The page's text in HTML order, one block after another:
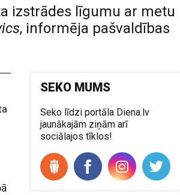
izstrādes līgumu ar metu
, informēja pašvaldības
SEKO MUMS
Seko līdzi portāla Diena.lv
jaunākajām ziņām arī
sociālajos tīklos!